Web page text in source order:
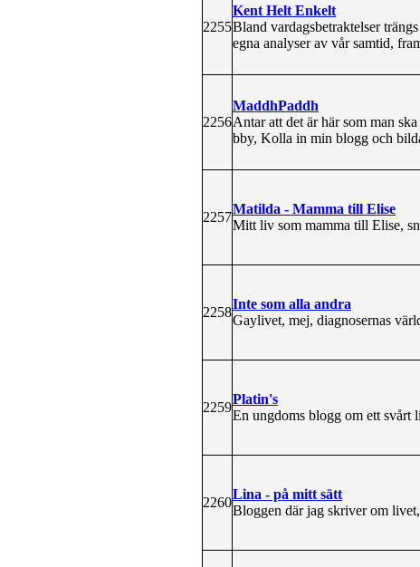
2255
Kent Helt Enkelt
Bland vardagsbetraktelser
egna analyser av vår samtid,
2256
MaddhPaddh
Antar att det är här som man
bby, Kolla in min blogg och
2257
Matilda - Mamma till Elise
Mitt liv som mamma till Elise,
2258
Inte som alla andra
Gaylivet, mej, diagnosernas
2259
Platin's
En ungdoms blogg om ett svårt
2260
Lina - på mitt sätt
Bloggen där jag skriver om